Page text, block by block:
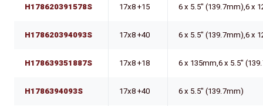
H178620391578S 17x8 +15 6 x 5.5" (139.7mm),6 x
H178620394093S 17x8 +40 6 x 5.5" (139.7mm),6 x
H178639351887S 17x8 +18 6 x 135mm,6 x 5.5"
H1786394093S 17x8 +40 6 x 5.5" (139.7mm)